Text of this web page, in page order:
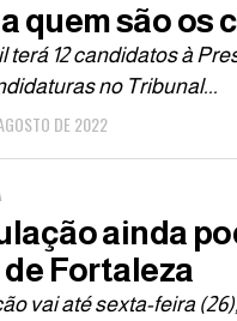
quem são os
terá 12 candidatos à
no Tribunal...
DE 2022
ainda
de Fortaleza
vai até sexta-feira